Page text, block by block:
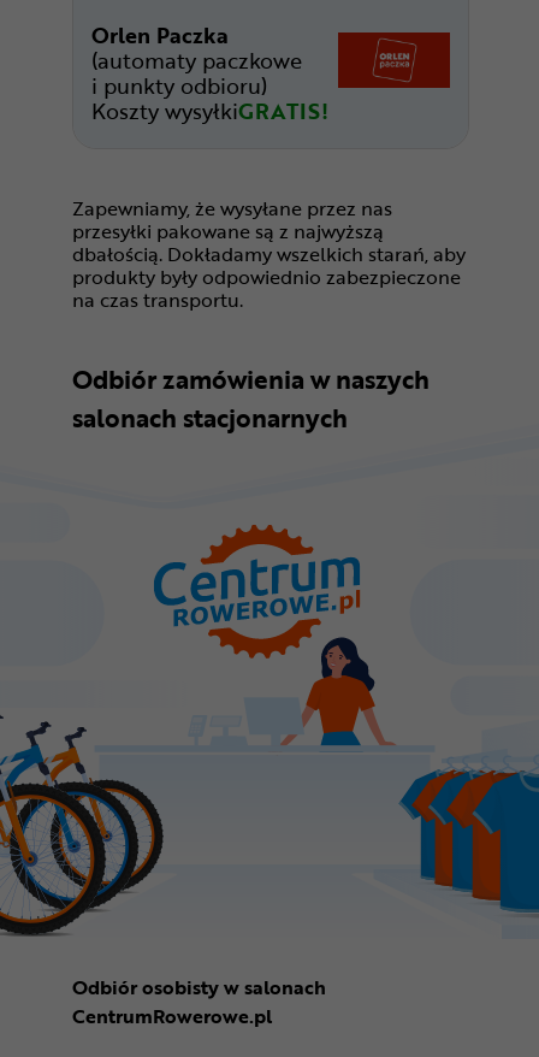
Orlen Paczka
(automaty paczkowe
i punkty odbioru)
Koszty wysyłkiGRATIS!
Zapewniamy, że wysyłane przez nas
przesyłki pakowane są z najwyższą
dbałością. Dokładamy wszelkich starań, aby
produkty były odpowiednio zabezpieczone
na czas transportu.
Odbiór zamówienia w naszych
salonach stacjonarnych
Odbiór osobisty w salonach
CentrumRowerowe.pl